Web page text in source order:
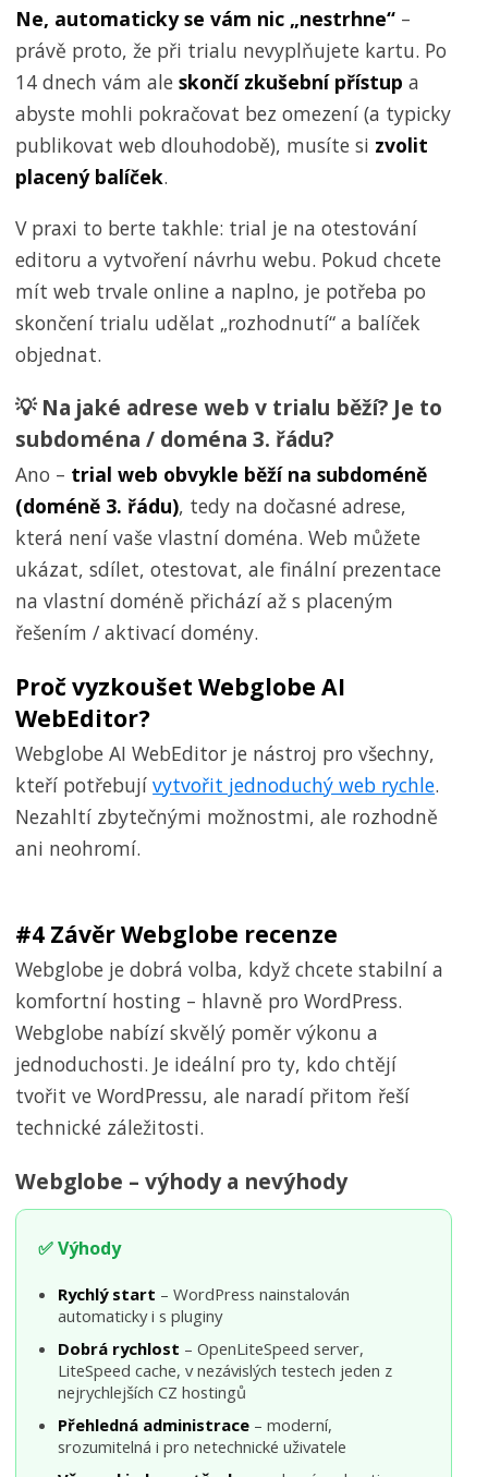
Ne, automaticky se vám nic „nestrhne“ –
právě proto, že při trialu nevyplňujete kartu. Po
14 dnech vám aleskončí zkušební přístup a
abyste mohli pokračovat bez omezení (a typicky
publikovat web dlouhodobě), musíte si zvolit
placený balíček.
V praxi to berte takhle: trial je na otestování
editoru a vytvoření návrhu webu. Pokud chcete
mít web trvale online a naplno, je potřeba po
skončení trialu udělat „rozhodnutí“ a balíček
objednat.
💡 Na jaké adrese web v trialu běží? Je to
subdoména / doména 3. řádu?
Ano – trial web obvykle běží na subdoméně
(doméně 3. řádu), tedy na dočasné adrese,
která není vaše vlastní doména. Web můžete
ukázat, sdílet, otestovat, ale finální prezentace
na vlastní doméně přichází až s placeným
řešením / aktivací domény.
Proč vyzkoušet Webglobe AI
WebEditor?
Webglobe AI WebEditor je nástroj pro všechny,
kteří potřebujívytvořit jednoduchý web rychle.
Nezahltí zbytečnými možnostmi, ale rozhodně
ani neohromí.
#4 Závěr Webglobe recenze
Webglobe je dobrá volba, když chcete stabilní a
komfortní hosting – hlavně pro WordPress.
Webglobe nabízí skvělý poměr výkonu a
jednoduchosti. Je ideální pro ty, kdo chtějí
tvořit ve WordPressu, ale naradí přitom řeší
technické záležitosti.
Webglobe – výhody a nevýhody
✅ Výhody
Rychlý start – WordPress nainstalován
automaticky i s pluginy
Dobrá rychlost – OpenLiteSpeed server,
LiteSpeed cache, v nezávislých testech jeden z
nejrychlejších CZ hostingů
Přehledná administrace – moderní,
srozumitelná i pro netechnické uživatele